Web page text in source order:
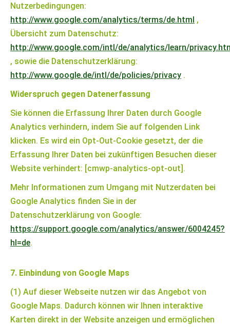
Nutzerbedingungen:
http://www.google.com/analytics/terms/de.html ,
Übersicht zum Datenschutz:
http://www.google.com/intl/de/analytics/learn/
, sowie die Datenschutzerklärung:
http://www.google.de/intl/de/policies/privacy .
Widerspruch gegen Datenerfassung
Sie können die Erfassung Ihrer Daten durch Google
Analytics verhindern, indem Sie auf folgenden Link
klicken. Es wird ein Opt-Out-Cookie gesetzt, der die
Erfassung Ihrer Daten bei zukünftigen Besuchen dieser
Website verhindert: [cmwp-analytics-opt-out].
Mehr Informationen zum Umgang mit Nutzerdaten bei
Google Analytics finden Sie in der
Datenschutzerklärung von Google:
https://support.google.com/analytics/answer/6004245?
hl=de.
7. Einbindung von Google Maps
(1) Auf dieser Webseite nutzen wir das Angebot von
Google Maps. Dadurch können wir Ihnen interaktive
Karten direkt in der Website anzeigen und ermöglichen